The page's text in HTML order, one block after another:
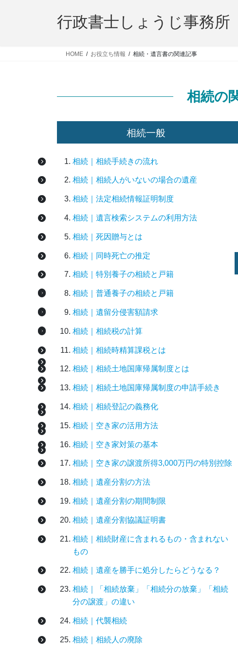
行政書士しょうじ事務所
HOME お役立ち情報 相続・遺言書の関連記事
相続の
相続一般
相続｜相続手続きの流れ
相続｜相続人がいないの場合の遺産
相続｜法定相続情報証明制度
相続｜遺言検索システムの利用方法
相続｜死因贈与とは
相続｜同時死亡の推定
相続｜特別養子の相続と戸籍
相続｜普通養子の相続と戸籍
相続｜遺留分侵害額請求
相続｜相続税の計算
相続｜相続時精算課税とは
相続｜相続土地国庫帰属制度とは
相続｜相続土地国庫帰属制度の申請手続き
相続｜相続登記の義務化
相続｜空き家の活用方法
相続｜空き家対策の基本
相続｜空き家の譲渡所得3,000万円の特別控除
相続｜遺産分割の方法
相続｜遺産分割の期間制限
相続｜遺産分割協議証明書
相続｜相続財産に含まれるもの・含まれない
もの
相続｜遺産を勝手に処分したらどうなる？
相続｜「相続放棄」「相続分の放棄」「相続
分の譲渡」の違い
相続｜代襲相続
相続｜相続人の廃除